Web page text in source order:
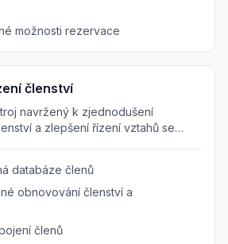
možnosti rezervace
členství
navržený k zjednodušení
a zlepšení řízení vztahů se
databáze členů
obnovování členství a
členů